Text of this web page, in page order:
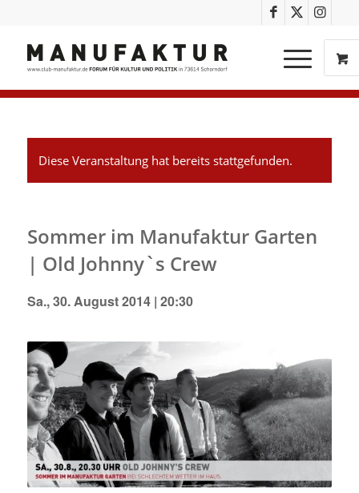
Diese Veranstaltung hat bereits stattgefunden.
Sommer im Manufaktur Garten
| Old Johnny`s Crew
Sa., 30. August 2014 | 20:30